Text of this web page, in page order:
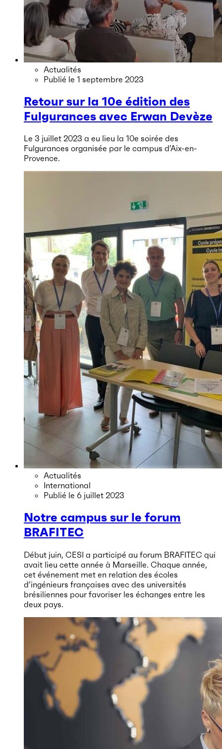
Actualités
Publié le 1 septembre 2023
Retour sur la 10e édition des
Fulgurances avec Erwan Devèze
Le 3 juillet 2023 a eu lieu la 10e soirée des
Fulgurances organisée par le campus d’Aix-en-
Provence.
Actualités
International
Publié le 6 juillet 2023
Notre campus sur le forum
BRAFITEC
Début juin, CESI a participé au forum BRAFITEC qui
avait lieu cette année à Marseille. Chaque année,
cet événement met en relation des écoles
d’ingénieurs françaises avec des universités
brésiliennes pour favoriser les échanges entre les
deux pays.